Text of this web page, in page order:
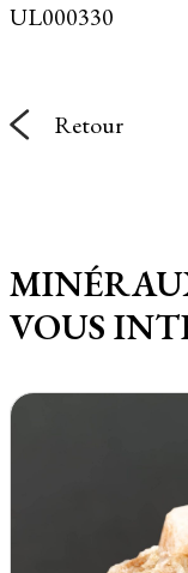
UL000330
Retour
VOUS